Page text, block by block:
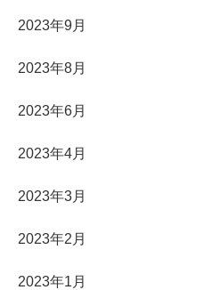
2023年9月
2023年8月
2023年6月
2023年4月
2023年3月
2023年2月
2023年1月